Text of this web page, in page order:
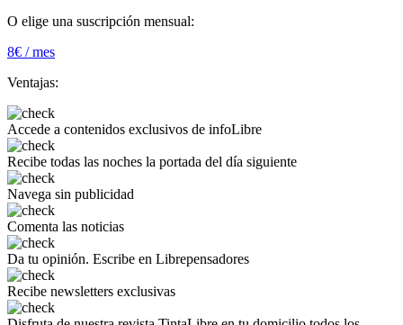
O elige una suscripción mensual:
8€ / mes
Ventajas:
Accede a contenidos exclusivos de infoLibre
Recibe todas las noches la portada del día siguiente
Navega sin publicidad
Comenta las noticias
Da tu opinión. Escribe en Librepensadores
Recibe newsletters exclusivas